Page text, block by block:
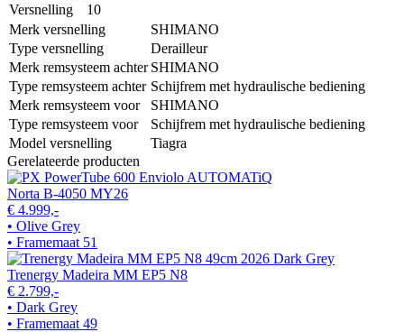
Versnelling
10
Merk versnelling
SHIMANO
Type versnelling
Derailleur
Merk remsysteem achter SHIMANO
Type remsysteem achter Schijfrem met hydraulische bediening
Merk remsysteem voor
SHIMANO
Type remsysteem voor
Schijfrem met hydraulische bediening
Model versnelling
Tiagra
Gerelateerde producten
Norta B-4050 MY26
€ 4.999,-
• Olive Grey
• Framemaat 51
Trenergy Madeira MM EP5 N8
€ 2.799,-
• Dark Grey
• Framemaat 49